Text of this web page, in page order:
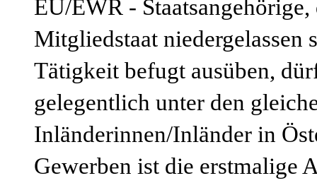
EU/EWR -
Mitgliedstaat
Tätigkeit befugt ausüben,
gelegentlich unter den
Inländerinnen/Inländer in
Gewerben ist die erstmalige